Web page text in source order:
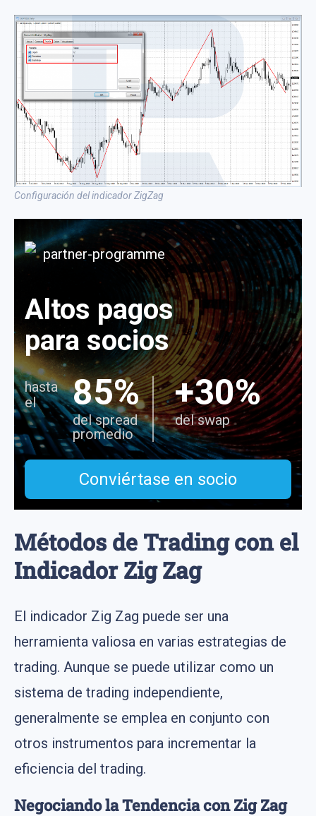
Configuración del indicador ZigZag
Altos pagos
para socios
hasta
el
85%
del spread
promedio
+30%
del swap
Conviértase en socio
Métodos de Trading con el
Indicador Zig Zag
El indicador Zig Zag puede ser una
herramienta valiosa en varias estrategias de
trading. Aunque se puede utilizar como un
sistema de trading independiente,
generalmente se emplea en conjunto con
otros instrumentos para incrementar la
eficiencia del trading.
Negociando la Tendencia con Zig Zag